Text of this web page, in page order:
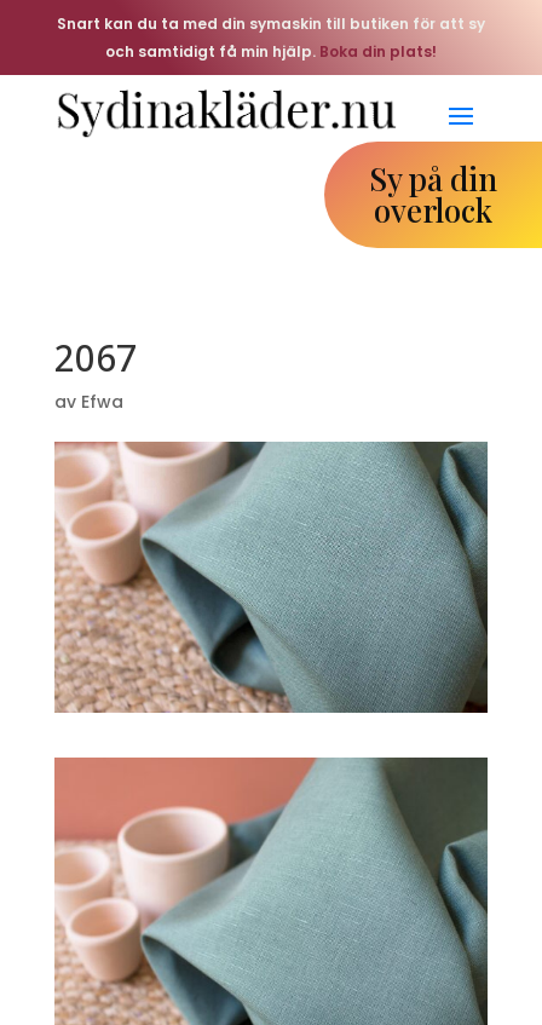
Snart kan du ta med din symaskin till butiken för att sy
och samtidigt få min hjälp. Boka din plats!
Sy på din
overlock
2067
av Efwa